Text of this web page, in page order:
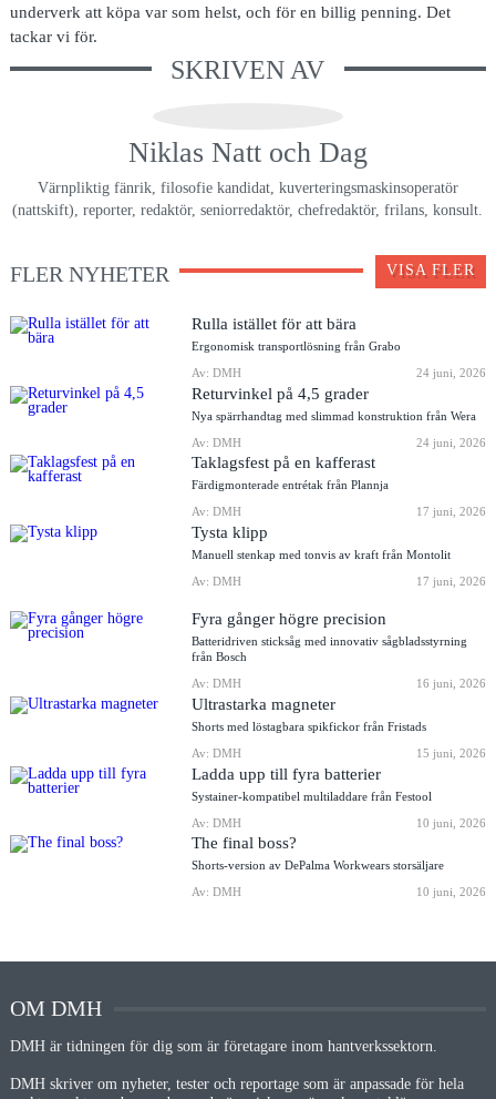
underverk att köpa var som helst, och för en billig penning. Det
tackar vi för.
SKRIVEN AV
Niklas Natt och Dag
Värnpliktig fänrik, filosofie kandidat, kuverteringsmaskinsoperatör
(nattskift), reporter, redaktör, seniorredaktör, chefredaktör, frilans, konsult.
FLER NYHETER VISA FLER
Rulla istället för att bära
Ergonomisk transportlösning från Grabo
Av: DMH
24 juni, 2026
Returvinkel på 4,5 grader
Nya spärrhandtag med slimmad konstruktion från Wera
Av: DMH
24 juni, 2026
Taklagsfest på en kafferast
Färdigmonterade entrétak från Plannja
Av: DMH
17 juni, 2026
Tysta klipp
Manuell stenkap med tonvis av kraft från Montolit
Av: DMH
17 juni, 2026
Fyra gånger högre precision
Batteridriven sticksåg med innovativ sågbladsstyrning
från Bosch
Av: DMH
16 juni, 2026
Ultrastarka magneter
Shorts med löstagbara spikfickor från Fristads
Av: DMH
15 juni, 2026
Ladda upp till fyra batterier
Systainer-kompatibel multiladdare från Festool
Av: DMH
10 juni, 2026
The final boss?
Shorts-version av DePalma Workwears storsäljare
Av: DMH
10 juni, 2026
OM DMH
DMH är tidningen för dig som är företagare inom hantverkssektorn.
DMH skriver om nyheter, tester och reportage som är anpassade för hela